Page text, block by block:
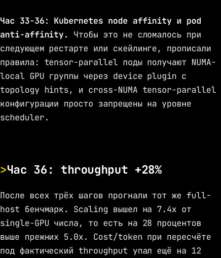
Час 33-36: Kubernetes node affinity и pod
anti-affinity.
Чтобы это не сломалось при
следующем рестарте или скейлинге, прописали
правила: tensor-parallel поды получают NUMA-
local GPU группы через device plugin с
topology hints, и cross-NUMA tensor-parallel
конфигурации просто запрещены на уровне
scheduler.
Час 36: throughput +28%
После всех трёх шагов прогнали тот же full-
host бенчмарк. Scaling вышел на 7.4x от
single-GPU числа, то есть на 28 процентов
выше прежних 5.0x. Cost/token при пересчёте
под фактический throughput упал ещё на 12